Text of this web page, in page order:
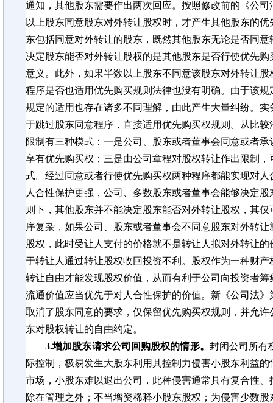
通知，其他股东需要作出两次回应。按照修改前的《公
以上股东同意股东对外转让股权时，才产生其他股东的
东包括同意对外转让的股东，既然其他股东无论是否同
决定股东能否对外转让股权的是其他股东是否行使优先
意义。此外，如果半数以上股东不同意该股东对外转让
程序是否也适用优先购买规则法律也没有明确。由于该
规定的适用也存在诸多不同理解，由此产生大量纠纷。
于跳过股东同意程序，直接适用优先购买权规则。从比较
限制有三种模式：一是公司、股东或者董事会同意或者
享有优先购买权；三是由公司章程对股权转让作出限制
式。经过同意或者行使优先购买权两种程序都能实现对
人合性保护更强，公司、多数股东或者董事会能够决定股
则下，其他股东并不能决定股东能否对外转让股权，其
序复杂，如果公司、股东或者董事会不同意股东对外转
股权，此时受让人支付的价格就不是转让人拟对外转让
于转让人通过转让股权收回投资不利。股权作为一种财产
转让自由才能发现股权价值，从而有利于公司向投资者
流通价值应当优先于对人合性保护的价值。新《公司法》
取消了股东同意的要求，仅保留优先购买权规则，并允
东对股权转让的自由约定。
3.增加股东请求公司回购股权的情形。 封闭公司所有
际控制，极易发生大股东利用其控制力侵害小股东利益
市场，小股东难以退出公司，此种侵害通常具有复合性
除在管理之外；不当增资稀释小股东股权；为侵害少数